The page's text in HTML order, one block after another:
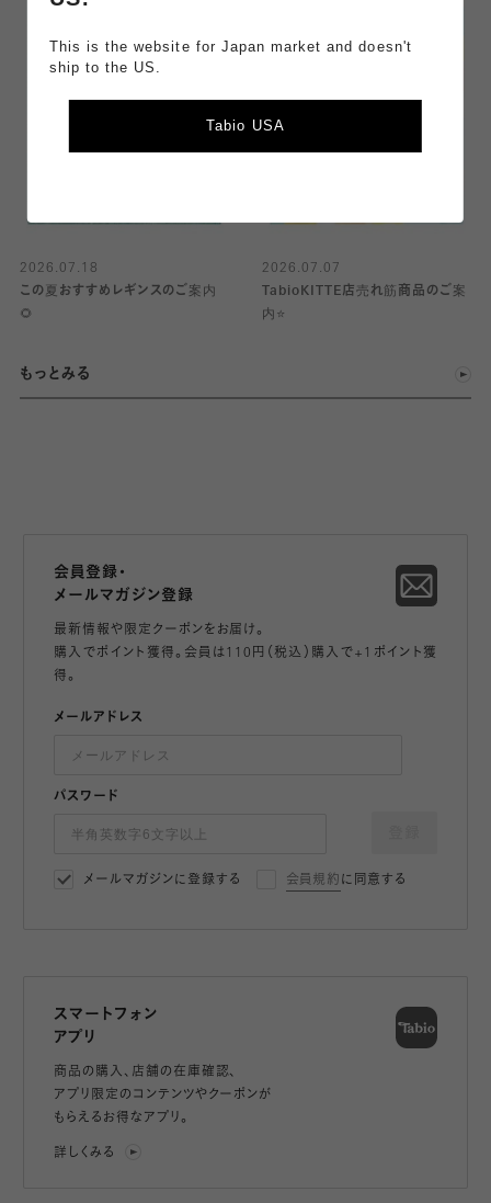
2026.07.18
この夏おすすめレギンスのご案内
🌻
2026.07.07
TabioKITTE店売れ筋商品のご案
内⭐️
もっとみる
会員登録・
メールマガジン登録
最新情報や限定クーポンをお届け。
購入でポイント獲得。会員は110円（税込）購入で+1ポイント獲
得。
メールアドレス
パスワード
メールマガジンに登録する 会員規約 に同意する
スマートフォン
アプリ
商品の購入、店舗の在庫確認、
アプリ限定のコンテンツやクーポンが
もらえるお得なアプリ。
詳しくみる
This is the website for Japan market and doesn't
ship to the US.
Tabio USA